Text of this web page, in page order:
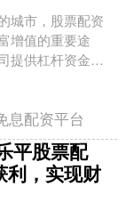
城市，股票配资
增值的重要途
提供杠杆资金，
益，同时降低风
股票....
息配资平台
平股票配
利，实现财